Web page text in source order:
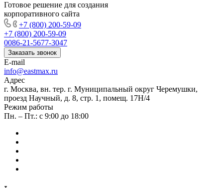
Готовое решение для создания
корпоративного сайта
+7 (800) 200-59-09
+7 (800) 200-59-09
0086-21-5677-3047
Заказать звонок
E-mail
info@eastmax.ru
Адрес
г. Москва, вн. тер. г. Муниципальный округ Черемушки,
проезд Научный, д. 8, стр. 1, помещ. 17Н/4
Режим работы
Пн. – Пт.: с 9:00 до 18:00